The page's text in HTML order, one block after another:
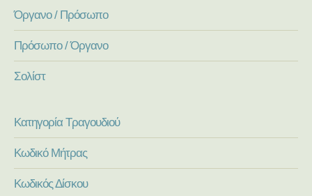
Όργανο / Πρόσωπο
Πρόσωπο / Όργανο
Σολίστ
Κατηγορία Τραγουδιού
Κωδικό Μήτρας
Κωδικός Δίσκου